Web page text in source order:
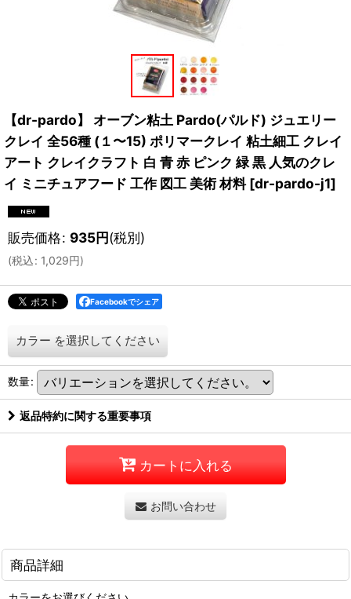
【dr-pardo】 オーブン粘土 Pardo(パルド) ジュエリー
クレイ 全56種 (１〜15) ポリマークレイ 粘土細工 クレイ
アート クレイクラフト 白 青 赤 ピンク 緑 黒 人気のクレ
イ ミニチュアフード 工作 図工 美術 材料 [dr-pardo-j1]
販売価格: 935円(税別)
(税込: 1,029円)
Facebookでシェア
カラー を選択してください
数量:
返品特約に関する重要事項
カートに入れる
お問い合わせ
商品詳細